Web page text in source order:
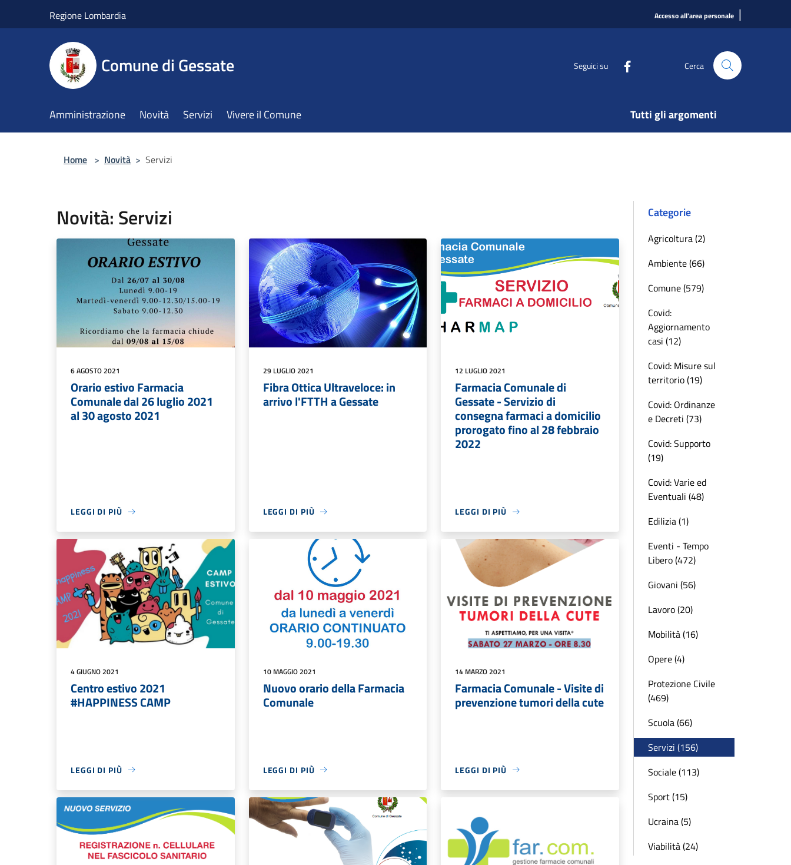
Regione Lombardia Accesso all'area personale |
Comune di Gessate Seguici su Cerca
Amministrazione Novità Servizi Vivere il Comune Tutti gli argomenti
Home > Novità > Servizi
Novità: Servizi
6 AGOSTO 2021
Orario estivo Farmacia
Comunale dal 26 luglio 2021
al 30 agosto 2021
LEGGI DI PIÙ
29 LUGLIO 2021
Fibra Ottica Ultraveloce: in
arrivo l'FTTH a Gessate
LEGGI DI PIÙ
12 LUGLIO 2021
Farmacia Comunale di
Gessate - Servizio di
consegna farmaci a domicilio
prorogato fino al 28 febbraio
2022
LEGGI DI PIÙ
4 GIUGNO 2021
Centro estivo 2021
#HAPPINESS CAMP
LEGGI DI PIÙ
10 MAGGIO 2021
Nuovo orario della Farmacia
Comunale
LEGGI DI PIÙ
14 MARZO 2021
Farmacia Comunale - Visite di
prevenzione tumori della cute
LEGGI DI PIÙ
Categorie
Agricoltura (2)
Ambiente (66)
Comune (579)
Covid:
Aggiornamento
casi (12)
Covid: Misure sul
territorio (19)
Covid: Ordinanze
e Decreti (73)
Covid: Supporto
(19)
Covid: Varie ed
Eventuali (48)
Edilizia (1)
Eventi - Tempo
Libero (472)
Giovani (56)
Lavoro (20)
Mobilità (16)
Opere (4)
Protezione Civile
(469)
Scuola (66)
Servizi (156)
Sociale (113)
Sport (15)
Ucraina (5)
Viabilità (24)